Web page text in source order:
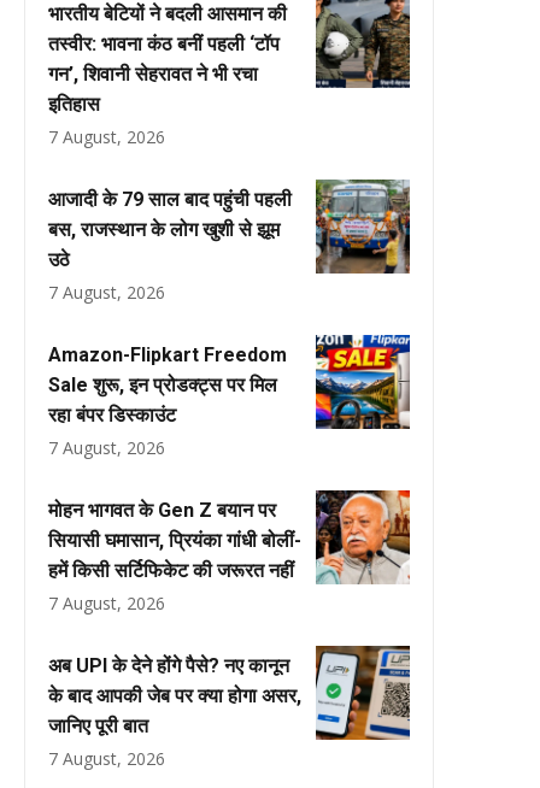
भारतीय बेटियों ने बदली आसमान की
तस्वीर: भावना कंठ बनीं पहली ‘टॉप
गन’, शिवानी सेहरावत ने भी रचा
इतिहास
7 August, 2026
आजादी के 79 साल बाद पहुंची पहली
बस, राजस्थान के लोग खुशी से झूम
उठे
7 August, 2026
Amazon-Flipkart Freedom
Sale शुरू, इन प्रोडक्ट्स पर मिल
रहा बंपर डिस्काउंट
7 August, 2026
मोहन भागवत के Gen Z बयान पर
सियासी घमासान, प्रियंका गांधी बोलीं-
हमें किसी सर्टिफिकेट की जरूरत नहीं
7 August, 2026
अब UPI के देने होंगे पैसे? नए कानून
के बाद आपकी जेब पर क्या होगा असर,
जानिए पूरी बात
7 August, 2026